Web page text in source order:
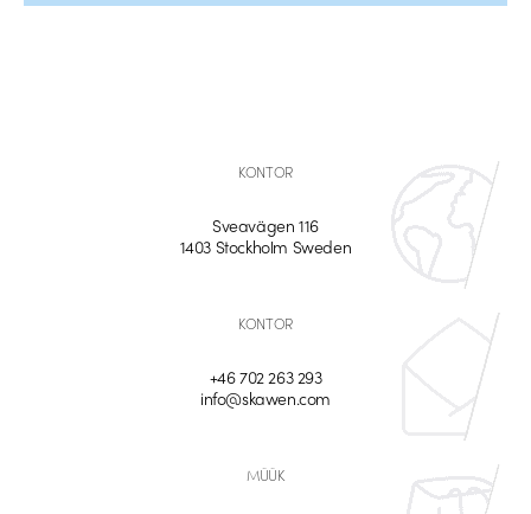
KONTOR
Sveavägen 116
1403 Stockholm Sweden
KONTOR
+46 702 263 293
info@skawen.com
MÜÜK